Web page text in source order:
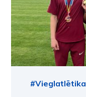
#Vieglatlētika